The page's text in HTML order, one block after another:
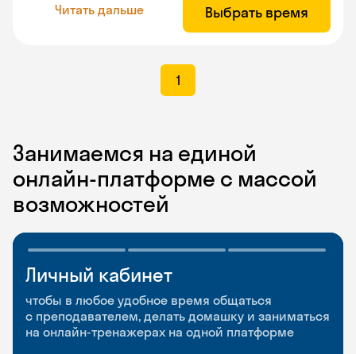
Читать дальше Выбрать время
1
Занимаемся на единой
онлайн-платформе с массой
возможностей
Личный кабинет
чтобы в любое удобное время общаться
с преподавателем, делать домашку и заниматься
на онлайн-тренажерах на одной платформе
Мобильное
приложение
чтобы заниматься и изучать новые слова где
и когда удобно
Разговорные клубы
и Talks
Групповые занятия для разговорной практики
и индивидуальные встречи с преподавателями